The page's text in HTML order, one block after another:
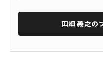
田畑 義之の